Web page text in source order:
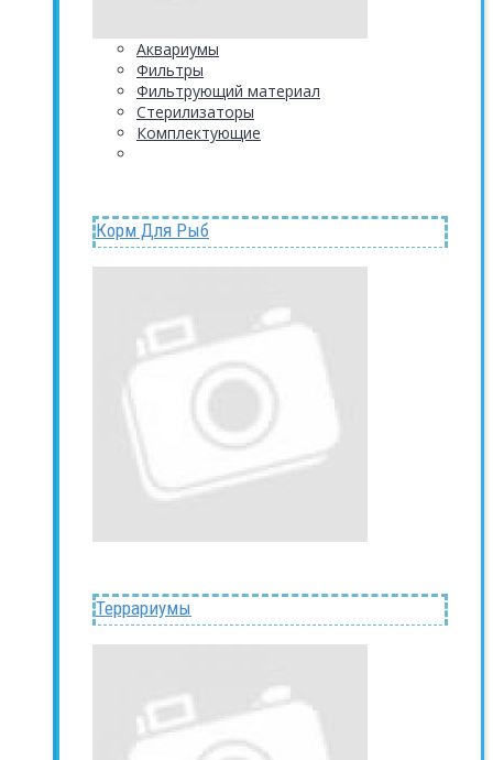
Аквариумы
Фильтры
Фильтрующий материал
Стерилизаторы
Комплектующие
Корм Для Рыб
Террариумы